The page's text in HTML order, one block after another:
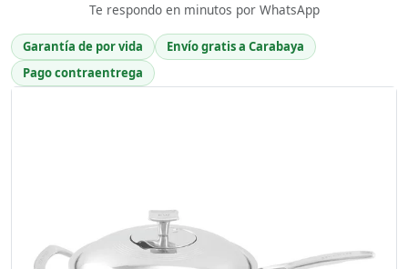
Te respondo en minutos por WhatsApp
Garantía de por vida
Envío gratis a Carabaya
Pago contraentrega